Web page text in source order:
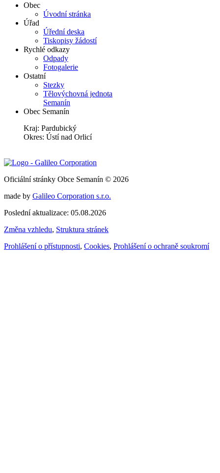
Obec
Úvodní stránka
Úřad
Úřední deska
Tiskopisy žádostí
Rychlé odkazy
Odpady
Fotogalerie
Ostatní
Stezky
Tělovýchovná jednota
Semanín
Obec Semanín
Kraj: Pardubický
Okres: Ústí nad Orlicí
Oficiální stránky Obce Semanín © 2026
made by Galileo Corporation s.r.o.
Poslední aktualizace: 05.08.2026
Změna vzhledu, Struktura stránek
Prohlášení o přístupnosti, Cookies, Prohlášení o ochraně soukromí